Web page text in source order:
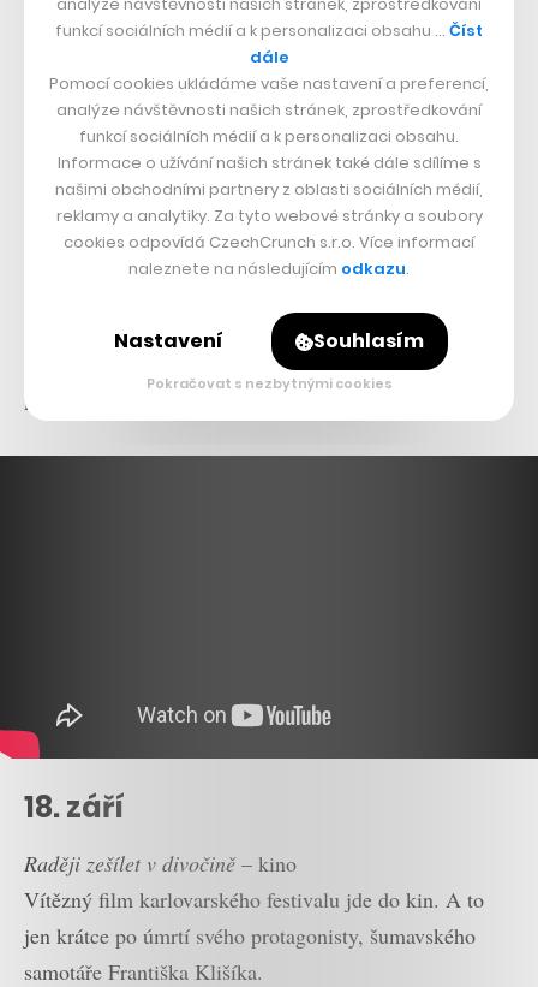
16. září
Futurama– Disney+
Robota Bendera už jste viděli na hlavní fotce, v půlce
září ho uvidíte v nové řadě kultovní sci-fi komedie od
tvůrcůSimpsonových .
– SkyShowtime
– loňských Oscarů míří na stream. Adrien
Brody v něm už podruhé přežil holocaust a coby
maďarský architekt se snaží prosadit v Americe.
18. září
Raději zešílet v divočině– kino
Vítězný film karlovarského festivalu jde do kin. A to
jen krátce po úmrtí svého protagonisty, šumavského
samotáře Františka Klišíka.
funkcí sociálních médií a k personalizaci obsahu … Číst
dále
Pomocí cookies ukládáme vaše nastavení a preferencí,
analýze návštěvnosti našich stránek, zprostředkování
funkcí sociálních médií a k personalizaci obsahu.
Informace o užívání našich stránek také dále sdílíme s
našimi obchodními partnery z oblasti sociálních médií,
reklamy a analytiky. Za tyto webové stránky a soubory
cookies odpovídá CzechCrunch s.r.o. Více informací
naleznete na následujícím odkazu.
Nastavení Souhlasím
Pokračovat s nezbytnými cookies